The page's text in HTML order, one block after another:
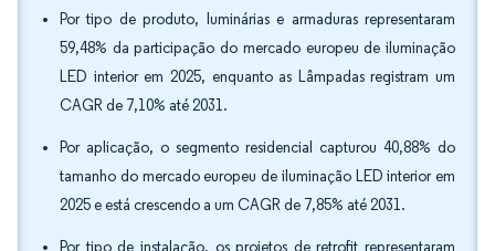
Por tipo de produto, luminárias e armaduras representaram
59,48% da participação do mercado europeu de iluminação
LED interior em 2025, enquanto as Lâmpadas registram um
CAGR de 7,10% até 2031.
Por aplicação, o segmento residencial capturou 40,88% do
tamanho do mercado europeu de iluminação LED interior em
2025 e está crescendo a um CAGR de 7,85% até 2031.
Por tipo de instalação, os projetos de retrofit representaram